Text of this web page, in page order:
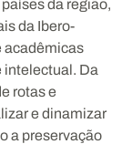
da região,
da Ibero-
acadêmicas
intelectual. Da
rotas e
e dinamizar
a preservação